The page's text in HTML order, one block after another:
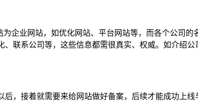
企业网站，如优化网站、平台网站等，而各个公司
联系公司等，这些信息都需很真实、权威。如介绍
，接着就需要来给网站做好备案，后续才能成功上